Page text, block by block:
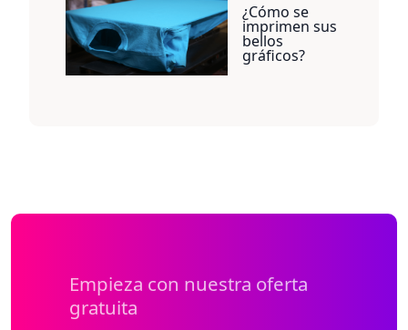
¿Cómo se
imprimen sus
bellos
gráficos?
Empieza con nuestra oferta
gratuita